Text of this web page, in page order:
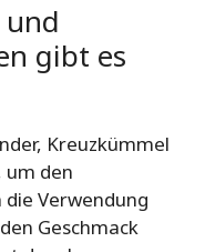
gibt es
Kreuzkümmel
um den
die Verwendung
Geschmack